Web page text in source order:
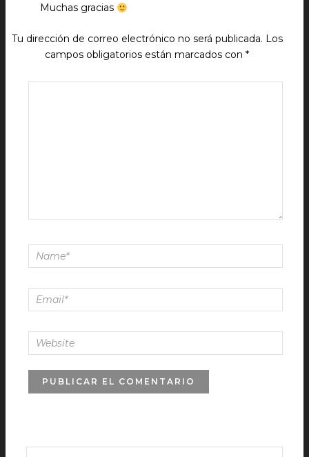
Muchas gracias
Tu dirección de correo electrónico no será publicada. Los
campos obligatorios están marcados con*